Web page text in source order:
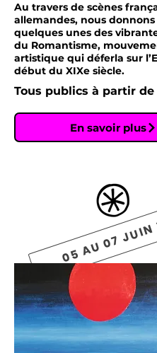
Au travers de scènes
allemandes, nous donnons
quelques unes des
du Romantisme,
artistique qui déferla sur
début du XIXe siècle.
Tous publics à partir de
En savoir plus
05 AU 07 JUIN